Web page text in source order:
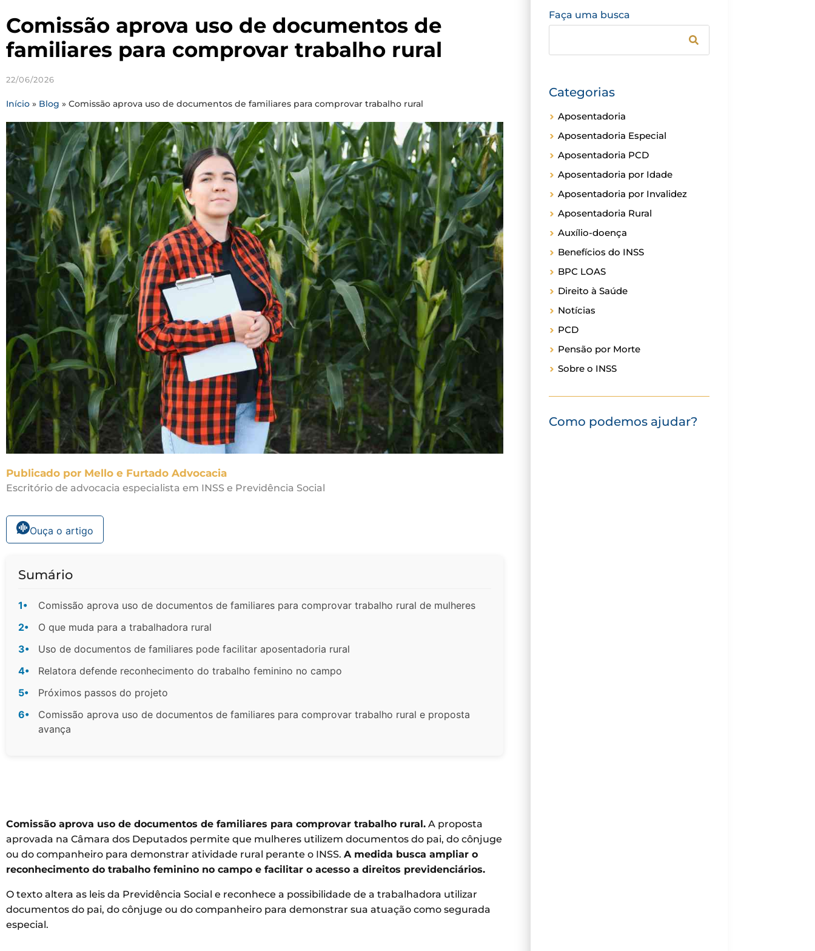
Comissão aprova uso de documentos de
familiares para comprovar trabalho rural
22/06/2026
Início » Blog » Comissão aprova uso de documentos de familiares para comprovar trabalho rural
Publicado por Mello e Furtado Advocacia
Escritório de advocacia especialista em INSS e Previdência Social
Ouça o artigo
Sumário
1•
Comissão aprova uso de documentos de familiares para comprovar trabalho rural de mulheres
2•
O que muda para a trabalhadora rural
3•
Uso de documentos de familiares pode facilitar aposentadoria rural
4•
Relatora defende reconhecimento do trabalho feminino no campo
5•
Próximos passos do projeto
6•
Comissão aprova uso de documentos de familiares para comprovar trabalho rural e proposta
avança
Comissão aprova uso de documentos de familiares para comprovar trabalho rural. A proposta
aprovada na Câmara dos Deputados permite que mulheres utilizem documentos do pai, do cônjuge
ou do companheiro para demonstrar atividade rural perante o INSS. A medida busca ampliar o
reconhecimento do trabalho feminino no campo e facilitar o acesso a direitos previdenciários.
O texto altera as leis da Previdência Social e reconhece a possibilidade de a trabalhadora utilizar
documentos do pai, do cônjuge ou do companheiro para demonstrar sua atuação como segurada
especial.
Faça uma busca
Categorias
Aposentadoria
Aposentadoria Especial
Aposentadoria PCD
Aposentadoria por Idade
Aposentadoria por Invalidez
Aposentadoria Rural
Auxílio-doença
Benefícios do INSS
BPC LOAS
Direito à Saúde
Notícias
PCD
Pensão por Morte
Sobre o INSS
Como podemos ajudar?